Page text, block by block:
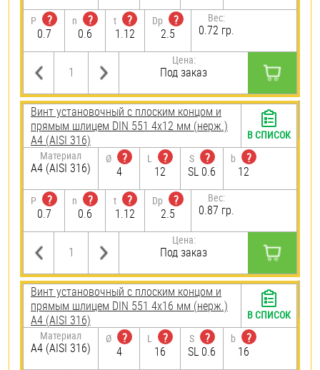
P
?
0.7
n
?
0.6
t
?
1.12
Dp
?
2.5
Вес:
0.72 гр.
Цена:
Под заказ
Винт установочный с плоским концом и
прямым шлицем DIN 551 4х12 мм (нерж.)
A4 (AISI 316)
Материал
A4 (AISI 316)
Ø
?
4
L
?
12
S
?
SL 0.6
b
?
12
P
?
0.7
n
?
0.6
t
?
1.12
Dp
?
2.5
Вес:
0.87 гр.
Цена:
Под заказ
В СПИСОК
Винт установочный с плоским концом и
прямым шлицем DIN 551 4х16 мм (нерж.)
A4 (AISI 316)
Материал
A4 (AISI 316)
Ø
?
4
L
?
16
S
?
SL 0.6
b
?
16
В СПИСОК